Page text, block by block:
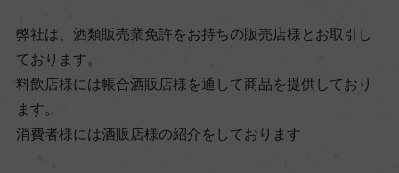
コンクール入賞歴
ー
弊社は、酒類販売業免許をお持ちの販売店様とお取引し
ております。
料飲店様には帳合酒販店様を通して商品を提供しており
ます。
消費者様には酒販店様の紹介をしております